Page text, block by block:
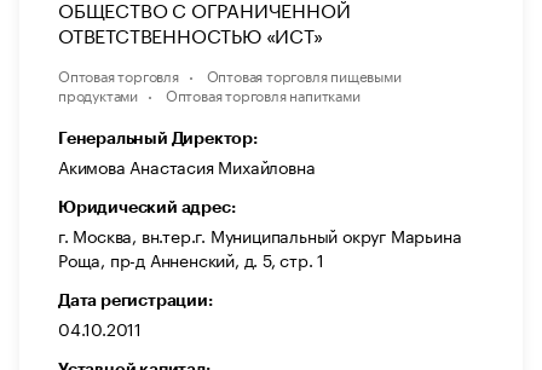
ОБЩЕСТВО С ОГРАНИЧЕННОЙ
ОТВЕТСТВЕННОСТЬЮ «ИСТ»
Оптовая торговля
Оптовая торговля пищевыми
продуктами
Оптовая торговля напитками
Генеральный Директор:
Акимова Анастасия Михайловна
Юридический адрес:
г. Москва, вн.тер.г. Муниципальный округ Марьина
Роща, пр-д Анненский, д. 5, стр. 1
Дата регистрации:
04.10.2011